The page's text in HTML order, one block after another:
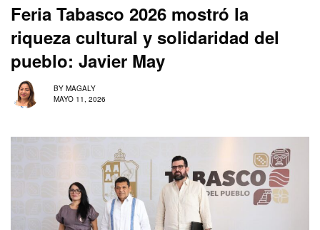
Feria Tabasco 2026 mostró la
riqueza cultural y solidaridad del
pueblo: Javier May
BY MAGALY
MAYO 11, 2026